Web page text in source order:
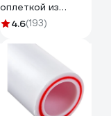
оплеткой из
нержавеющей
г/г P-60-GG
4.6(193)